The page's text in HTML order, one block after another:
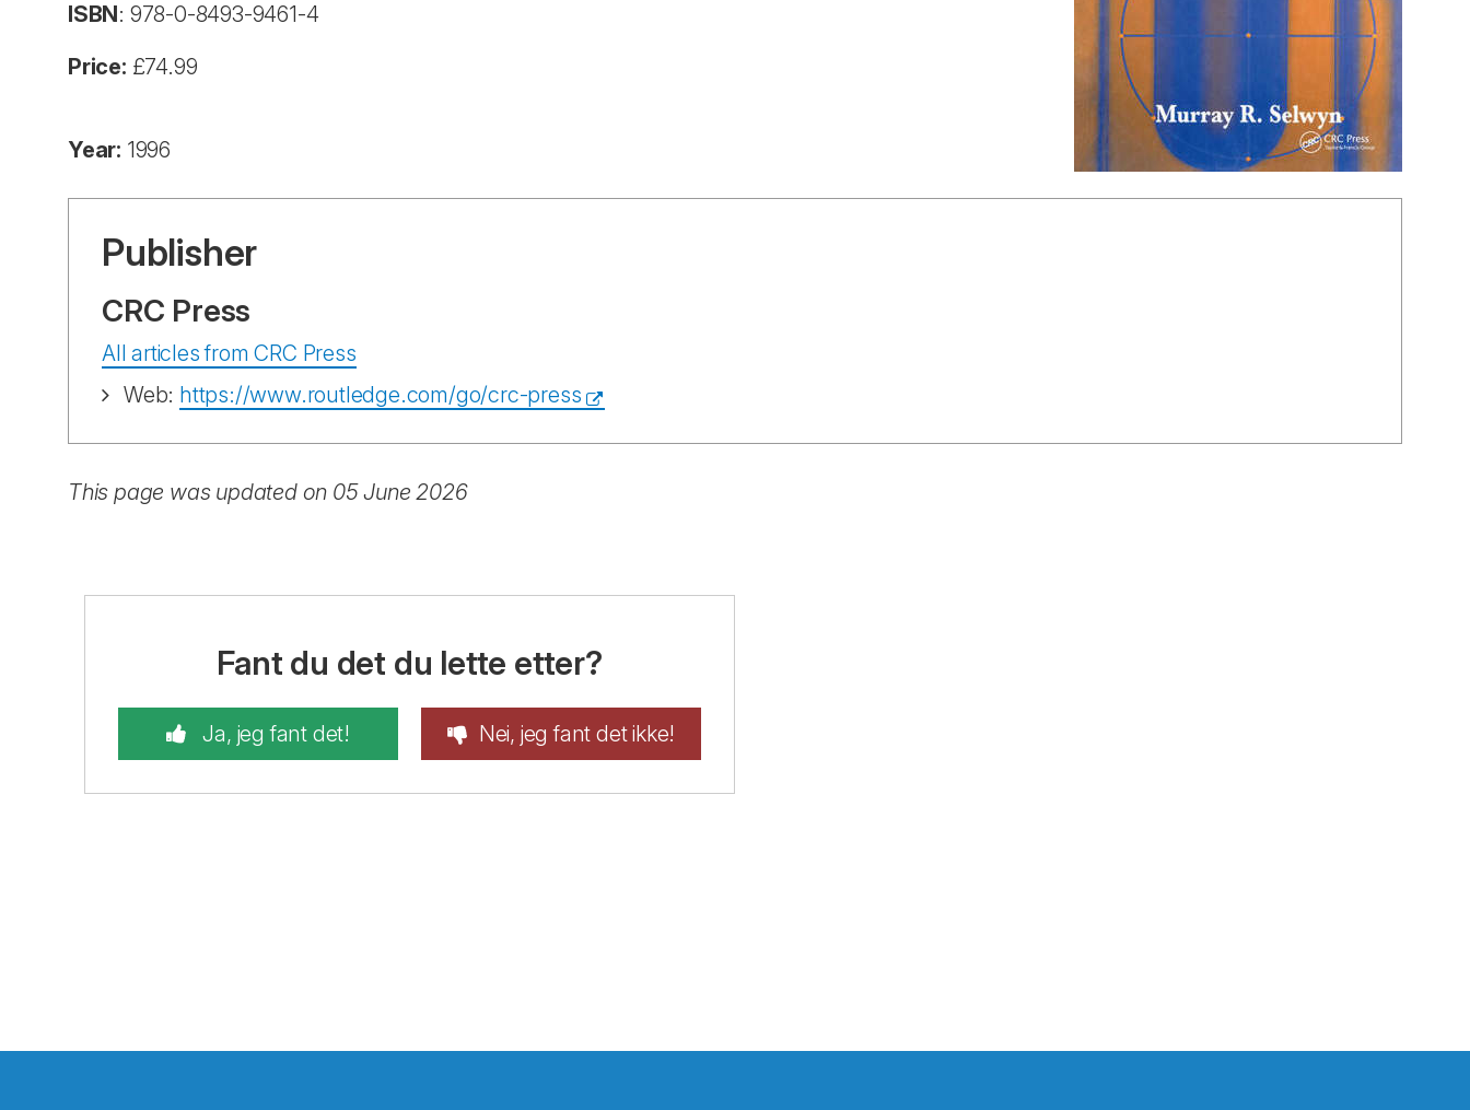
ISBN: 978-0-8493-9461-4
Price: £74.99
Year: 1996
Publisher
CRC Press
All articles from CRC Press
Web: https://www.routledge.com/go/crc-press
This page was updated on 05 June 2026
Fant du det du lette etter?
Ja, jeg fant det! Nei, jeg fant det ikke!